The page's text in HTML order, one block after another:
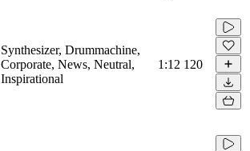
Synthesizer, Drummachine,
Corporate, News, Neutral,
Inspirational
1:12 120